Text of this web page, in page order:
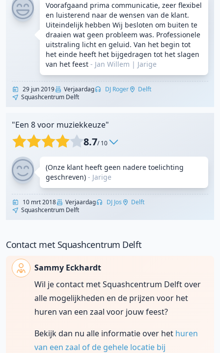
Voorafgaand prima communicatie, zeer flexibel
en luisterend naar de wensen van de klant.
Uiteindelijk hebben Wij besloten om buiten te
draaien wat geen probleem was. Professionele
uitstraling licht en geluid. Van het begin tot
het einde heeft het bijgedragen tot het slagen
van het feest - Jan Willem | Jarige
29 jun 2019 Verjaardag DJ Roger
Delft
Squashcentrum Delft
"Een 8 voor muziekkeuze"
8.7/ 10
(Onze klant heeft geen nadere toelichting
geschreven) - Jarige
10 mrt 2018 Verjaardag DJ Jos
Delft
Squashcentrum Delft
Contact met Squashcentrum Delft
Sammy Eckhardt
Wil je contact met Squashcentrum Delft over
alle mogelijkheden en de prijzen voor het
huren van een zaal voor jouw feest?
Bekijk dan nu alle informatie over het huren
van een zaal of de gehele locatie bij